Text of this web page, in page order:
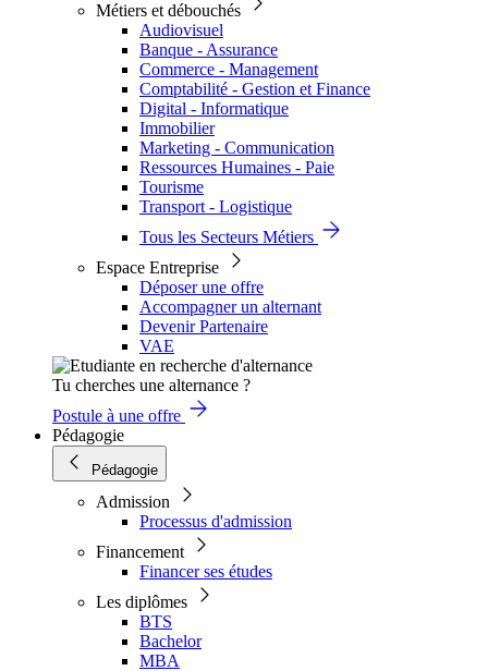
Métiers et débouchés
Audiovisuel
Banque - Assurance
Commerce - Management
Comptabilité - Gestion et Finance
Digital - Informatique
Immobilier
Marketing - Communication
Ressources Humaines - Paie
Tourisme
Transport - Logistique
Tous les Secteurs Métiers
Espace Entreprise
Déposer une offre
Accompagner un alternant
Devenir Partenaire
VAE
Tu cherches une alternance ?
Postule à une offre
Pédagogie
Pédagogie
Admission
Processus d'admission
Financement
Financer ses études
Les diplômes
BTS
Bachelor
MBA